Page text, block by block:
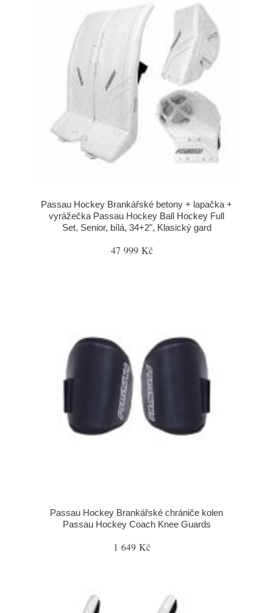
Passau Hockey Brankářské betony + lapačka +
vyrážečka Passau Hockey Ball Hockey Full
Set, Senior, bílá, 34+2", Klasický gard
47 999 Kč
Passau Hockey Brankářské chrániče kolen
Passau Hockey Coach Knee Guards
1 649 Kč